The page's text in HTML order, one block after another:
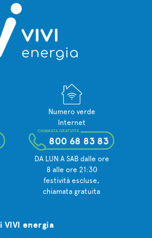
Numero verde
Internet
800 68 83 83
CHIAMATA GRATUITA
DA LUN A SAB dalle ore
8 alle ore 21:30
festività escluse,
chiamata gratuita
VIVI energia